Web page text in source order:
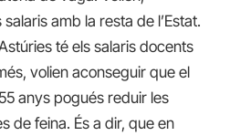
amb la resta de l’Estat.
té els salaris docents
volien aconseguir que el
anys pogués reduir les
de feina. És a dir, que en